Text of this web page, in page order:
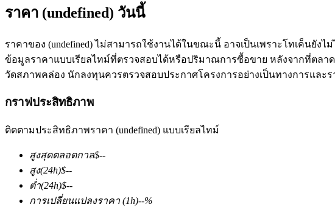
ราคา (undefined) วันนี้
ราคาของ (undefined) ไม่สามารถใช้งานได้ในขณะนี้ อาจเป็นเพราะโทเค็นยั
ข้อมูลราคาแบบเรียลไทม์ที่ตรวจสอบได้หรือปริมาณการซื้อขาย หลังจากที่ตล
วัดสภาพคล่อง นักลงทุนควรตรวจสอบประกาศโครงการอย่างเป็นทางการและ
กราฟประสิทธิภาพ
ติดตามประสิทธิภาพราคา (undefined) แบบเรียลไทม์
สูงสุดตลอดกาล$--
สูง(24h)$--
ต่ำ(24h)$--
การเปลี่ยนแปลงราคา (1h)--%